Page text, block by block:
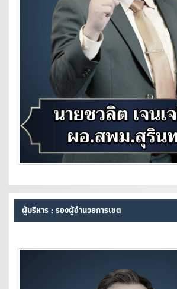
ผู้บริหาร : รองผู้อำนวยการเขต